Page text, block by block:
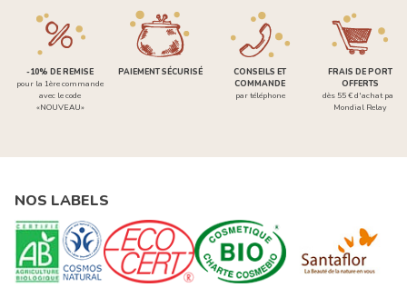
-10% DE REMISE
pour la 1ère commande
avec le code
«NOUVEAU»
PAIEMENT SÉCURISÉ
CONSEILS ET
COMMANDE
par téléphone
FRAIS DE PORT
OFFERTS
dès 55 € d'achat par
Mondial Relay
NOS LABELS